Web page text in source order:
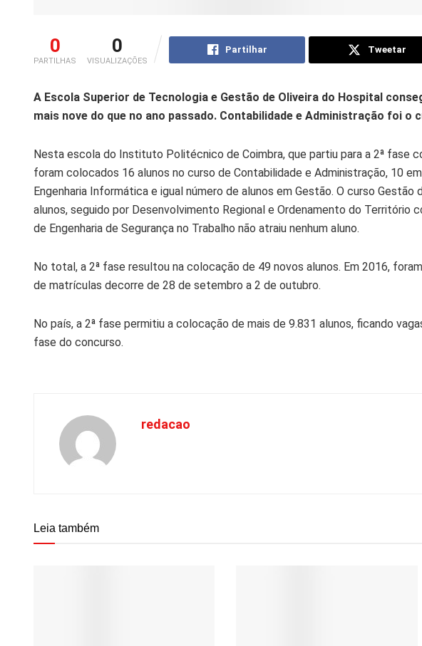
0
PARTILHAS
0
VISUALIZAÇÕES
Partilhar Tweetar
A Escola Superior de Tecnologia e Gestão de Oliveira do Hospital
mais nove do que no ano passado. Contabilidade e Administração foi o
Nesta escola do Instituto Politécnico de Coimbra, que partiu para a 2ª fase
foram colocados 16 alunos no curso de Contabilidade e Administração, 10
Engenharia Informática e igual número de alunos em Gestão. O curso
alunos, seguido por Desenvolvimento Regional e Ordenamento do Território
de Engenharia de Segurança no Trabalho não atraiu nenhum aluno.
No total, a 2ª fase resultou na colocação de 49 novos alunos. Em 2016,
de matrículas decorre de 28 de setembro a 2 de outubro.
No país, a 2ª fase permitiu a colocação de mais de 9.831 alunos, ficando
fase do concurso.
redacao
Leia também